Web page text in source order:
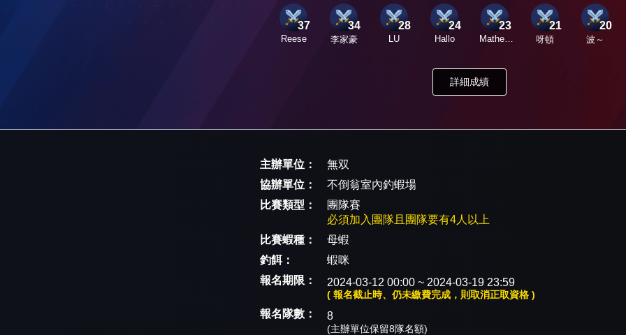
37
Reese
34
李家豪
28
LU
24
Hallo
23
Mathew
21
呀頓
20
波～
詳細成績
主辦單位：
無双
協辦單位：
不倒翁室內釣蝦場
比賽類型：
團隊賽
必須加入團隊且團隊要有4人以上
比賽蝦種：
母蝦
釣餌：
蝦咪
報名期限：
2024-03-12 00:00 ~ 2024-03-19 23:59
( 報名截止時、仍未繳費完成，則取消正取資格 )
報名隊數： 8
(主辦單位保留8隊名額)